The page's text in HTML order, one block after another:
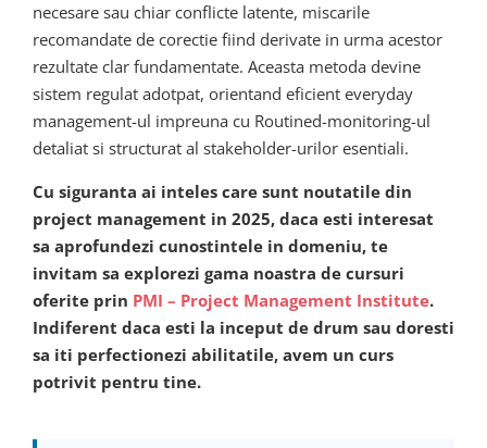
necesare sau chiar conflicte latente, miscarile
recomandate de corectie fiind derivate in urma acestor
rezultate clar fundamentate. Aceasta metoda devine
sistem regulat adotpat, orientand eficient everyday
management-ul impreuna cu Routined-monitoring-ul
detaliat si structurat al stakeholder-urilor esentiali.
Cu siguranta ai inteles care sunt noutatile din
project management in 2025, daca esti interesat
sa aprofundezi cunostintele in domeniu, te
invitam sa explorezi gama noastra de cursuri
oferite prin PMI – Project Management Institute.
Indiferent daca esti la inceput de drum sau doresti
sa iti perfectionezi abilitatile, avem un curs
potrivit pentru tine.